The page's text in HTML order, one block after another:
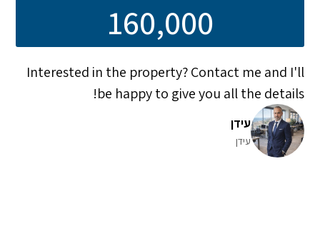
160,000
Interested in the property? Contact me and I'll
be happy to give you all the details!
עידן
עידן